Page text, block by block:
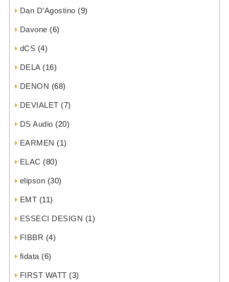
Dan D’Agostino (9)
Davone (6)
dCS (4)
DELA(16)
DENON (68)
DEVIALET (7)
DS Audio (20)
EARMEN (1)
ELAC (80)
elipson (30)
EMT (11)
ESSECI DESIGN (1)
FIBBR (4)
fidata (6)
FIRST WATT (3)